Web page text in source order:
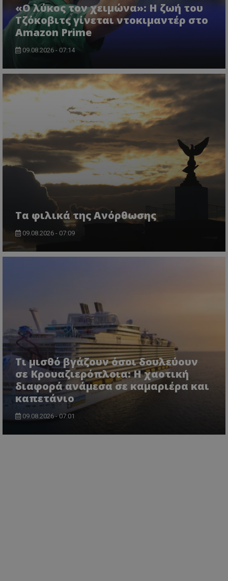
«Ο λύκος τον χειμώνα»: Η ζωή του
Τζόκοβιτς γίνεται ντοκιμαντέρ στο
Amazon Prime
09.08.2026 - 07:14
Τα φιλικά της Ανόρθωσης
09.08.2026 - 07:09
Τι μισθό βγάζουν όσοι δουλεύουν
σε Κρουαζιερόπλοια: Η χαοτική
διαφορά ανάμεσα σε καμαριέρα και
καπετάνιο
09.08.2026 - 07:01